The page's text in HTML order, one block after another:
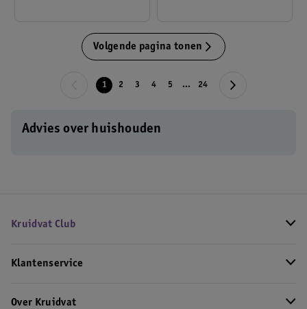
Volgende pagina tonen
1 2 3 4 5 ... 24
Advies over huishouden
Kruidvat Club
Klantenservice
Over Kruidvat